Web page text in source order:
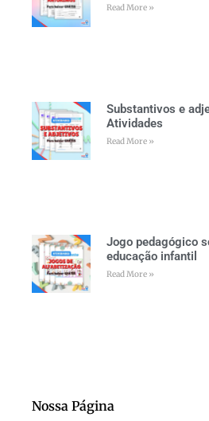
Read More »
Substantivos e
Atividades
Read More »
Jogo pedagógico
educação infantil
Read More »
Nossa Página